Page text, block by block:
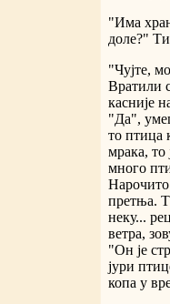
"Има
доле?"
"Чујте,
Вратили
касније
"Да",
то птица
мрака, то
много
претња.
неку...
ветра,
"Он је
јури
копа у